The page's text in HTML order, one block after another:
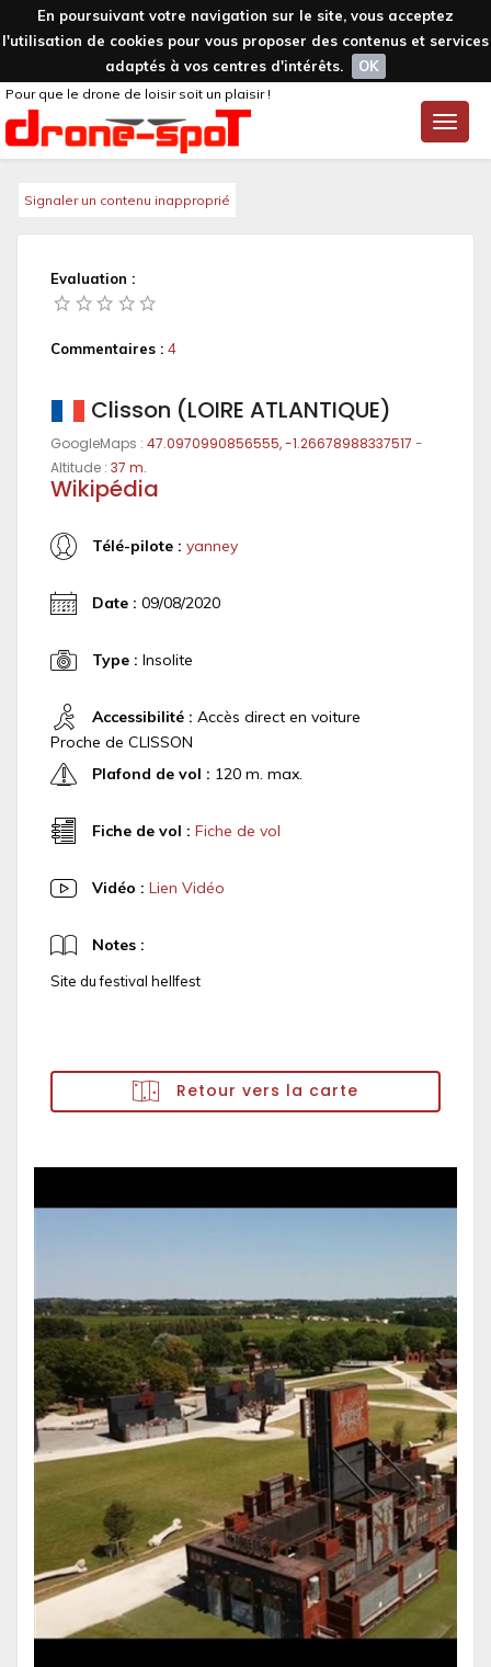
En poursuivant votre navigation sur le site, vous acceptez
l'utilisation de cookies pour vous proposer des contenus et services
adaptés à vos centres d'intérêts.
OK
Toggle
Pour que le drone de loisir soit un plaisir !
Signaler un contenu inapproprié
Evaluation :
Commentaires : 4
Clisson (LOIRE ATLANTIQUE)
GoogleMaps : 47.0970990856555, -1.26678988337517 -
Altitude : 37 m.
Wikipédia
Télé-pilote : yanney
Date : 09/08/2020
Type : Insolite
Accessibilité : Accès direct en voiture
Proche de CLISSON
Plafond de vol : 120 m. max.
Fiche de vol : Fiche de vol
Vidéo : Lien Vidéo
Notes :
Site du festival hellfest
Retour vers la carte